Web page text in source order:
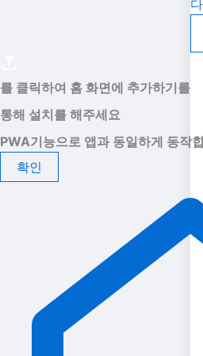
를 클릭하여 홈 화면에 추가하기를
통해 설치를 해주세요
PWA기능으로 앱과 동일하게 동작
확인